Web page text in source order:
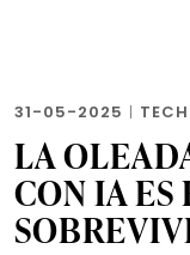
31-05-2025 | TECH
LA
CON IA ES